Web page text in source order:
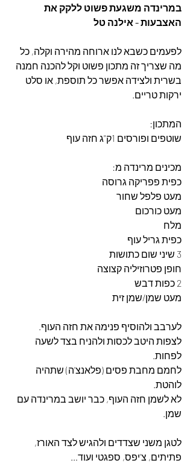
במרינדה משגעת פשוט ללקק את
האצבעות - אילנה טל
לפעמים כשבא לנו ארוחה מהירה וקלה, כל
מה שצריך זה מתכון פשוט וקל להכנה חמנה
בשרית ולצידה אפשר כל תוספת, או סלט
ירקות טריים.
המתכון:
שוטפים ופורסים 1ק"ג חזה עוף
מכינים מרינדה מ:
כפית פפריקה גרוסה
מעט פלפל שחור
מעט כורכום
מלח
כפית גריל עוף
3 שיני שום כתושות
חופן פטרוזיליה קצוצה
2 כפות דבש
מעט שמן/שמן זית
לערבב ולהוסיף פנימה את חזה העוף.
לצפות היטב לכסות ולהניח בצד לשעה
לפחות.
לחמם מחבת פסים (פלאנצ'ה) שתהיה
לוהטת.
לא לשמן חזה העוף, כבר יושב במרינדה עם
שמן.
לטגן משני שצדדים ולהגיש לצד האורז,
פתיתים, צ'יפס, ספגטי ועוד…